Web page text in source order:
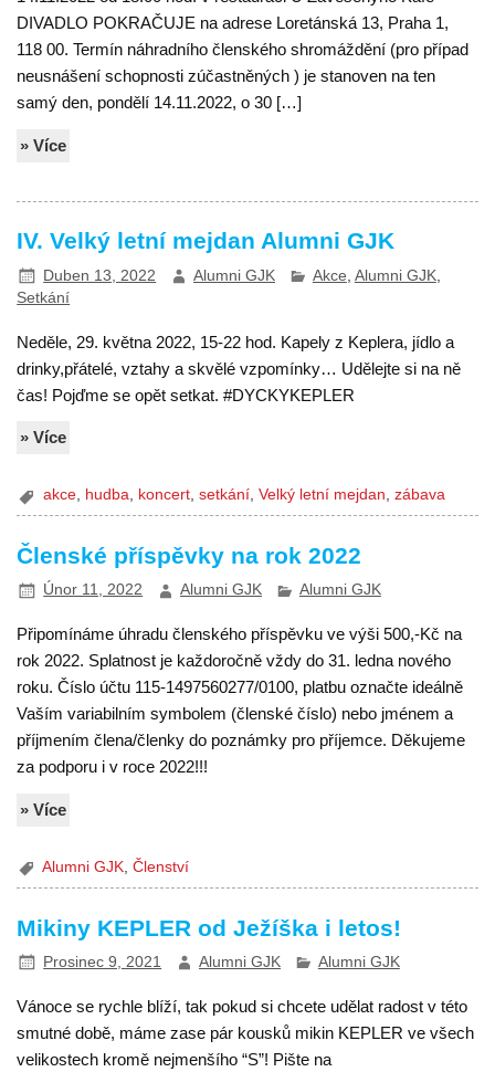
DIVADLO POKRAČUJE na adrese Loretánská 13, Praha 1,
118 00. Termín náhradního členského shromáždění (pro případ
neusnášení schopnosti zúčastněných ) je stanoven na ten
samý den, pondělí 14.11.2022, o 30 […]
» Více
IV. Velký letní mejdan Alumni GJK
Duben 13, 2022 Alumni GJK Akce Alumni GJK,
Setkání
Neděle, 29. května 2022, 15-22 hod. Kapely z Keplera, jídlo a
drinky,přátelé, vztahy a skvělé vzpomínky… Udělejte si na ně
čas! Pojďme se opět setkat. #DYCKYKEPLER
» Více
akce, hudba, koncert,setkání,Velký letní mejdan,zábava
Členské příspěvky na rok 2022
Únor 11, 2022 Alumni GJK Alumni GJK
Připomínáme úhradu členského příspěvku ve výši 500,-Kč na
rok 2022. Splatnost je každoročně vždy do 31. ledna nového
roku. Číslo účtu 115-1497560277/0100, platbu označte ideálně
Vaším variabilním symbolem (členské číslo) nebo jménem a
příjmením člena/členky do poznámky pro příjemce. Děkujeme
za podporu i v roce 2022!!!
» Více
Alumni GJK,Členství
Mikiny KEPLER od Ježíška i letos!
Prosinec 9, 2021 Alumni GJK Alumni GJK
Vánoce se rychle blíží, tak pokud si chcete udělat radost v této
smutné době, máme zase pár kousků mikin KEPLER ve všech
velikostech kromě nejmenšího “S”! Pište na